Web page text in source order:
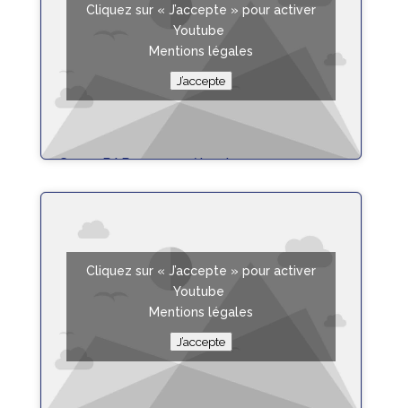
Crono PAR 4 paramétrer la pompe
Cliquez sur « J’accepte » pour activer
Youtube
Mentions légales
J’accepte
Cliquez sur « J’accepte » pour activer
Youtube
Mentions légales
J’accepte